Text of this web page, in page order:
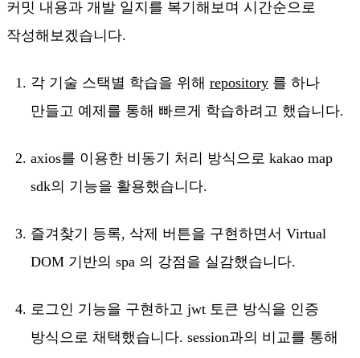
커밋 내용과 개발 일지를 복기해보며 시간순으로
작성해보겠습니다.
각 기술 스택별 학습을 위해 repository 를 하나
만들고 예제를 통해 빠르게 학습하려고 했습니다.
axios를 이용한 비동기 처리 방식으로 kakao map
sdk의 기능을 활용했습니다.
즐겨찾기 등록, 삭제 버튼을 구현하면서 Virtual
DOM 기반의 spa 의 강점을 실감했습니다.
로그인 기능을 구현하고 jwt 토큰 방식을 인증
방식으로 채택했습니다. session과의 비교를 통해